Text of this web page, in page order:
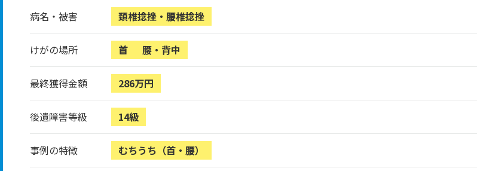
病名・被害 頚椎捻挫・腰椎捻挫
けがの場所 首 腰・背中
最終獲得金額 286万円
後遺障害等級 14級
事例の特徴 むちうち（首・腰）